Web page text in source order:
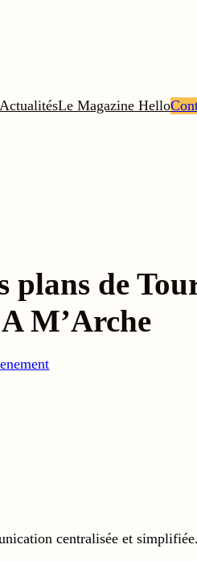
ActualitésLe Magazine Hello
plans de
M’Arche
centralisée et simplifiée.